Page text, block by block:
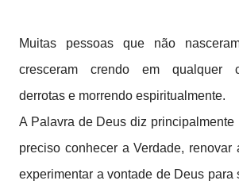
Muitas pessoas que não
cresceram crendo em qualquer
derrotas e morrendo espiritualmente.
A Palavra de Deus diz principalmente
preciso conhecer a Verdade, renovar
experimentar a vontade de Deus para